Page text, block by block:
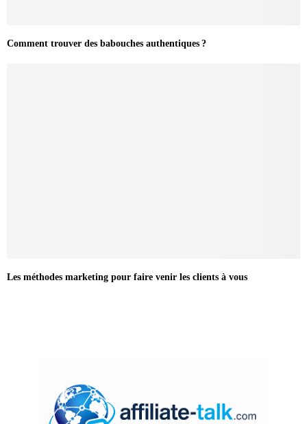
Comment trouver des babouches authentiques ?
Les méthodes marketing pour faire venir les clients à vous